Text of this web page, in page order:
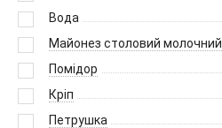
Вода
Майонез столовий молочний
Помідор
Кріп
Петрушка